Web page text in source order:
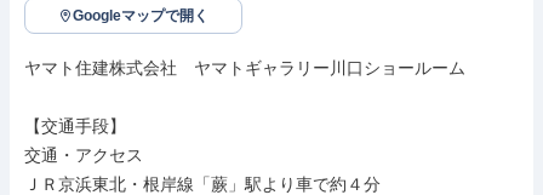
Googleマップで開く
ヤマト住建株式会社　ヤマトギャラリー川口ショールーム
【交通手段】
交通・アクセス
ＪＲ京浜東北・根岸線「蕨」駅より車で約４分